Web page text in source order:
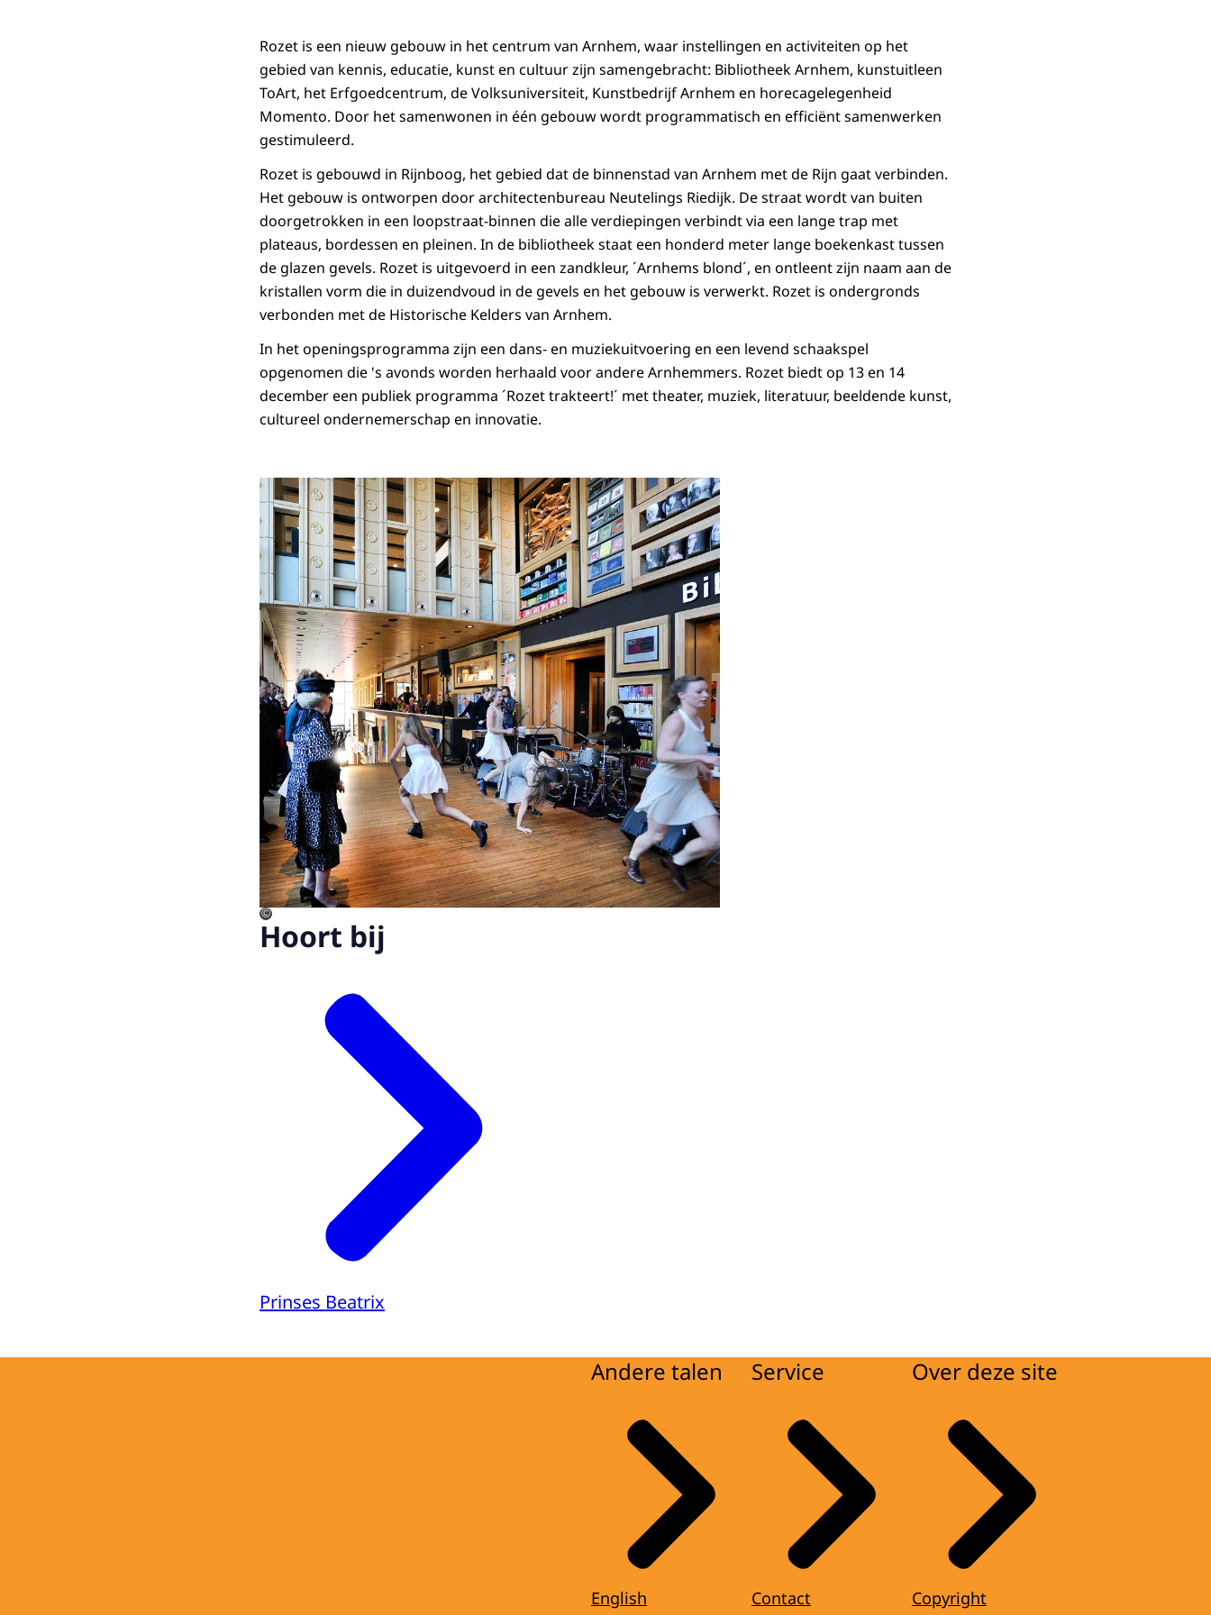
Rozet is een nieuw gebouw in het centrum van Arnhem, waar instellingen en activiteiten op het
gebied van kennis, educatie, kunst en cultuur zijn samengebracht: Bibliotheek Arnhem, kunstuitleen
ToArt, het Erfgoedcentrum, de Volksuniversiteit, Kunstbedrijf Arnhem en horecagelegenheid
Momento. Door het samenwonen in één gebouw wordt programmatisch en efficiënt samenwerken
gestimuleerd.
Rozet is gebouwd in Rijnboog, het gebied dat de binnenstad van Arnhem met de Rijn gaat verbinden.
Het gebouw is ontworpen door architectenbureau Neutelings Riedijk. De straat wordt van buiten
doorgetrokken in een loopstraat-binnen die alle verdiepingen verbindt via een lange trap met
plateaus, bordessen en pleinen. In de bibliotheek staat een honderd meter lange boekenkast tussen
de glazen gevels. Rozet is uitgevoerd in een zandkleur, ´Arnhems blond´, en ontleent zijn naam aan de
kristallen vorm die in duizendvoud in de gevels en het gebouw is verwerkt. Rozet is ondergronds
verbonden met de Historische Kelders van Arnhem.
In het openingsprogramma zijn een dans- en muziekuitvoering en een levend schaakspel
opgenomen die 's avonds worden herhaald voor andere Arnhemmers. Rozet biedt op 13 en 14
december een publiek programma ´Rozet trakteert!´ met theater, muziek, literatuur, beeldende kunst,
cultureel ondernemerschap en innovatie.
©
Hoort bij
Prinses Beatrix
Andere talen
English
Service
Contact
Over deze site
Copyright